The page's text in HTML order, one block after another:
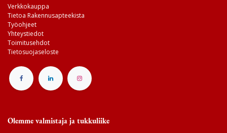
Verkkokauppa
Tietoa Rakennusapteekista
Työohjeet
Yhteystiedot
Toimitusehdot
Tietosuojaseloste
Olemme valmistaja ja tukkuliike